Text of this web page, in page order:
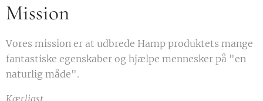
Mission
Vores mission er at udbrede Hamp produktets mange
fantastiske egenskaber og hjælpe mennesker på "en
naturlig måde".
Kærligst,